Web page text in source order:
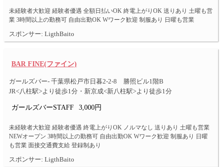
未経験者大歓迎 経験者優遇 全額日払いOK 終電上がりOK 送りあり 土曜も営
業 3時間以上の勤務可 自由出勤OK Wワーク歓迎 制服あり 日曜も営業
スポンサー: LigthBaito
BAR FINE(ファイン)
ガールズバー- 千葉県松戸市日暮2-2-8 勝照ビル1階B
JR<八柱駅>より徒歩1分・新京成<新八柱駅>より徒歩1分
ガールズバーSTAFF 3,000円
未経験者大歓迎 経験者優遇 終電上がりOK ノルマなし 送りあり 土曜も営業
NEWオープン 3時間以上の勤務可 自由出勤OK Wワーク歓迎 制服あり 日曜
も営業 面接交通費支給 登録制あり
スポンサー: LigthBaito